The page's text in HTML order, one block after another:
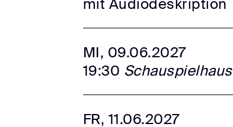
mit Audiodeskription
MI, 09.06.2027
19:30 Schauspielhaus
FR, 11.06.2027